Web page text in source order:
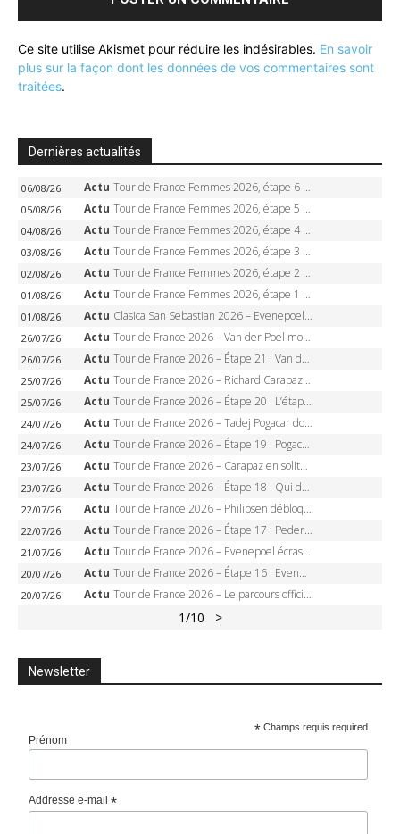
Ce site utilise Akismet pour réduire les indésirables. En savoir
plus sur la façon dont les données de vos commentaires sont
traitées.
Dernières actualités
06/08/26 Actu Tour de France Femmes 2026, étape 6 – Kim Le Court-Pienaar gagne à Tournon, Reusser en jaune
05/08/26 Actu Tour de France Femmes 2026, étape 5 – Demi Vollering gagne à Belleville, Reusser en jaune, Ferrand-Prévot coule
04/08/26 Actu Tour de France Femmes 2026, étape 4 – Marlen Reusser écrase le chrono, Ferrand-Prévot en crise
03/08/26 Actu Tour de France Femmes 2026, étape 3 – Sigrid Haugset en solitaire, 88 km d’échappée, maillot jaune
02/08/26 Actu Tour de France Femmes 2026, étape 2 – Lorena Wiebes doublé à Genève, Markus héroïque, 7e record
01/08/26 Actu Tour de France Femmes 2026, étape 1 – Lorena Wiebes intouchable à Lausanne, premier maillot jaune
01/08/26 Actu Clasica San Sebastian 2026 – Evenepoel recordman, 4e victoire, Carapaz battu au sprint
26/07/26 Actu Tour de France 2026 – Van der Poel monumental à Paris, Pogacar égale le record des cinq sacres
26/07/26 Actu Tour de France 2026 – Étape 21 : Van der Poel, Pogacar, qui succédera à Wout van Aert sur les Champs-Elysées ?
25/07/26 Actu Tour de France 2026 – Richard Carapaz roi des Alpes, doublé et maillot à pois, Seixas perd le podium
25/07/26 Actu Tour de France 2026 – Étape 20 : L’étape reine, Galibier, Sarenne, Alpe d’Huez, qui succédera à Pogacar ?
24/07/26 Actu Tour de France 2026 – Tadej Pogacar dompte l’Alpe d’Huez, 5e victoire, record de Pantani pulvérisé
24/07/26 Actu Tour de France 2026 – Étape 19 : Pogacar peut-il enfin dompter l’Alpe d’Huez ?
23/07/26 Actu Tour de France 2026 – Carapaz en solitaire à Orcières-Merlette, Paret-Peintre à un point du maillot à pois
23/07/26 Actu Tour de France 2026 – Étape 18 : Qui domptera Orcières-Merlette, première marche vers l’Alpe d’Huez ?
22/07/26 Actu Tour de France 2026 – Philipsen débloque son compteur à Voiron, Pedersen en danger pour le maillot vert
22/07/26 Actu Tour de France 2026 – Étape 17 : Pedersen peut-il verrouiller le maillot vert à Voiron ?
21/07/26 Actu Tour de France 2026 – Evenepoel écrase le chrono d’Évian, Seixas 4e, Lipowitz abandonne
20/07/26 Actu Tour de France 2026 – Étape 16 : Evenepoel, Pogacar, Ganna… qui domptera le chrono d’Évian pour redessiner le podium ?
20/07/26 Actu Tour de France 2026 – Le parcours officiel complet : 21 étapes, profils, carte et dates
1/10 >
Newsletter
* Champs requis required
Prénom
Addresse e-mail*